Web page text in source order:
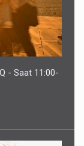
-
- Saat 11:00-